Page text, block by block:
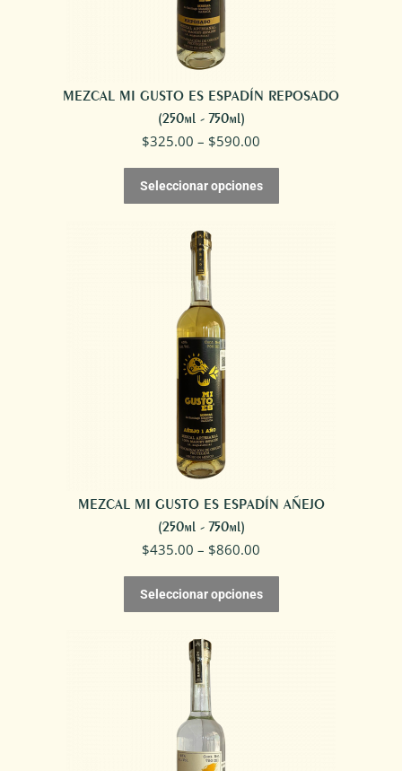
MEZCAL MI GUSTO ES ESPADÍN REPOSADO
(250ml - 750ml)
$325.00 – $590.00
Seleccionar opciones
MEZCAL MI GUSTO ES ESPADÍN AÑEJO
(250ml - 750ml)
$435.00 – $860.00
Seleccionar opciones